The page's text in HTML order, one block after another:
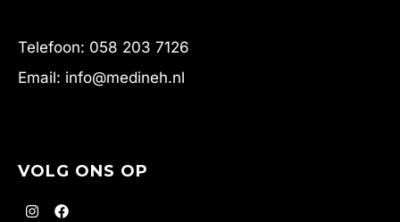
Telefoon: 058 203 7126
Email: info@medineh.nl
VOLG ONS OP